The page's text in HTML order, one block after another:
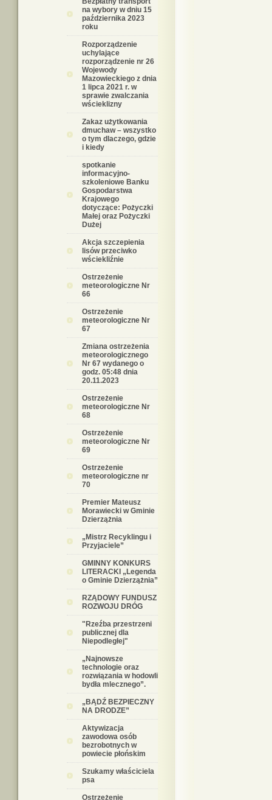
na wybory w dniu 15
października 2023
roku
Rozporządzenie
uchylające
rozporządzenie nr 26
Wojewody
Mazowieckiego z dnia
1 lipca 2021 r. w
sprawie zwalczania
wścieklizny
Zakaz użytkowania
dmuchaw – wszystko
o tym dlaczego, gdzie
i kiedy
spotkanie
informacyjno-
szkoleniowe Banku
Gospodarstwa
Krajowego
dotyczące: Pożyczki
Małej oraz Pożyczki
Dużej
Akcja szczepienia
lisów przeciwko
wściekliźnie
Ostrzeżenie
meteorologiczne Nr
66
Ostrzeżenie
meteorologiczne Nr
67
Zmiana ostrzeżenia
meteorologicznego
Nr 67 wydanego o
godz. 05:48 dnia
20.11.2023
Ostrzeżenie
meteorologiczne Nr
68
Ostrzeżenie
meteorologiczne Nr
69
Ostrzeżenie
meteorologiczne nr
70
Premier Mateusz
Morawiecki w Gminie
Dzierzążnia
„Mistrz Recyklingu i
Przyjaciele”
GMINNY KONKURS
LITERACKI „Legenda
o Gminie Dzierzążnia”
RZĄDOWY FUNDUSZ
ROZWOJU DRÓG
"Rzeźba przestrzeni
publicznej dla
Niepodległej"
„Najnowsze
technologie oraz
rozwiązania w hodowli
bydła mlecznego”.
„BĄDŹ BEZPIECZNY
NA DRODZE”
Aktywizacja
zawodowa osób
bezrobotnych w
powiecie płońskim
Szukamy właściciela
psa
Ostrzeżenie